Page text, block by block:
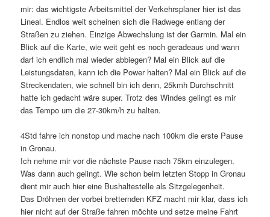
mir: das wichtigste Arbeitsmittel der Verkehrsplaner hier ist das
Lineal. Endlos weit scheinen sich die Radwege entlang der
Straßen zu ziehen. Einzige Abwechslung ist der Garmin. Mal ein
Blick auf die Karte, wie weit geht es noch geradeaus und wann
darf ich endlich mal wieder abbiegen? Mal ein Blick auf die
Leistungsdaten, kann ich die Power halten? Mal ein Blick auf die
Streckendaten, wie schnell bin ich denn, 25kmh Durchschnitt
hatte ich gedacht wäre super. Trotz des Windes gelingt es mir
das Tempo um die 27-30km/h zu halten.
4Std fahre ich nonstop und mache nach 100km die erste Pause
in Gronau.
Ich nehme mir vor die nächste Pause nach 75km einzulegen.
Was dann auch gelingt. Wie schon beim letzten Stopp in Gronau
dient mir auch hier eine Bushaltestelle als Sitzgelegenheit.
Das Dröhnen der vorbei bretternden KFZ macht mir klar, dass ich
hier nicht auf der Straße fahren möchte und setze meine Fahrt